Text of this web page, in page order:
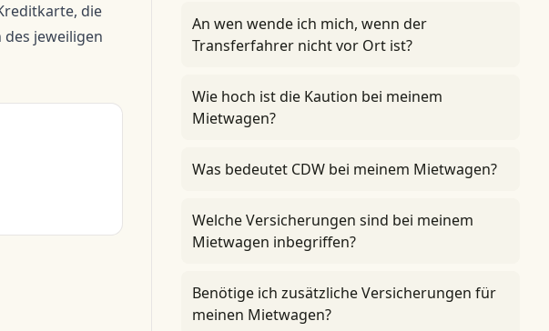
die
jeweiligen
An wen wende ich mich, wenn der
Transferfahrer nicht vor Ort ist?
Wie hoch ist die Kaution bei meinem
Mietwagen?
Was bedeutet CDW bei meinem Mietwagen?
Welche Versicherungen sind bei meinem
Mietwagen inbegriffen?
Benötige ich zusätzliche Versicherungen für
meinen Mietwagen?